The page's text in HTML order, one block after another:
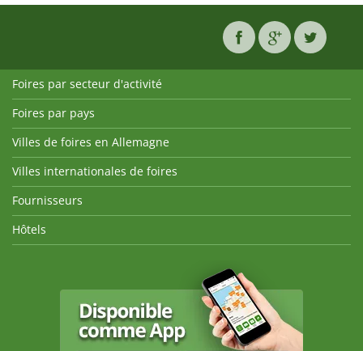
Foires par secteur d'activité
Foires par pays
Villes de foires en Allemagne
Villes internationales de foires
Fournisseurs
Hôtels